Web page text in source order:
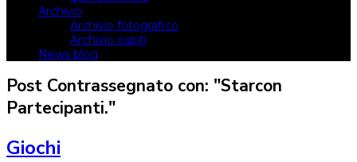
Archivio
Archivio fotografico
Archivio ospiti
News blog
Post Contrassegnato con: "Starcon
Partecipanti."
Giochi